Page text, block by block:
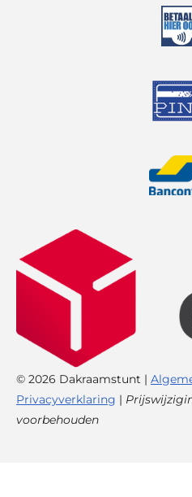
© 2026 Dakraamstunt |
Privacyverklaring |
voorbehouden